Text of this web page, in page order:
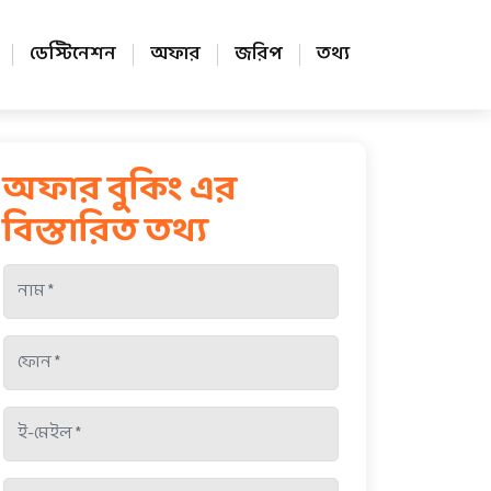
ডেস্টিনেশন অফার জরিপ তথ্য
অফার বুকিং এর
বিস্তারিত তথ্য